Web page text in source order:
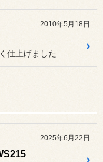
2010年5月18日
仕上げました
2025年6月22日